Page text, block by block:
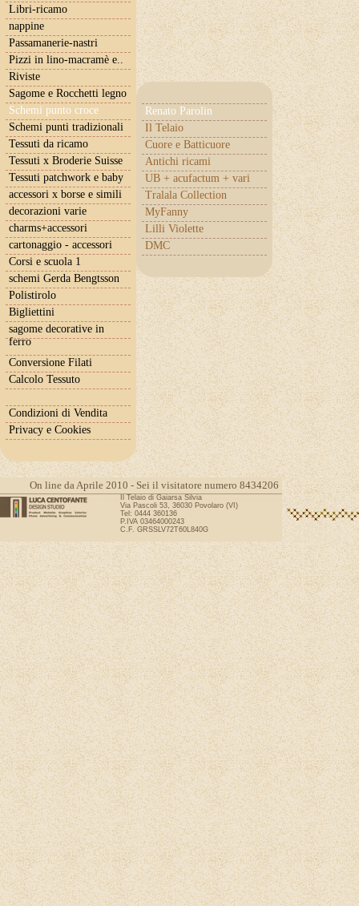
Libri-ricamo
nappine
Passamanerie-nastri
Pizzi in lino-macramè e..
Riviste
Sagome e Rocchetti legno
Schemi punto croce
Renato Parolin
Il Telaio
Cuore e Batticuore
Antichi ricami
UB + acufactum + vari
Tralala Collection
MyFanny
Lilli Violette
DMC
Schemi punti tradizionali
Tessuti da ricamo
Tessuti x Broderie Suisse
Tessuti patchwork e baby
accessori x borse e simili
decorazioni varie
charms+accessori
cartonaggio - accessori
Corsi e scuola 1
schemi Gerda Bengtsson
Polistirolo
Bigliettini
sagome decorative in
ferro
Conversione Filati
Calcolo Tessuto
Condizioni di Vendita
Privacy e Cookies
On line da Aprile 2010 - Sei il visitatore numero 8434206
Il Telaio di Gaiarsa Silvia
Via Pascoli 53, 36030 Povolaro (VI)
Tel: 0444 360136
P.IVA 03464000243
C.F. GRSSLV72T60L840G